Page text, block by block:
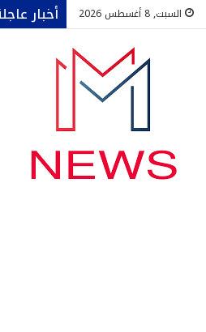
السبت, 8 أغسطس 2026 أخبار